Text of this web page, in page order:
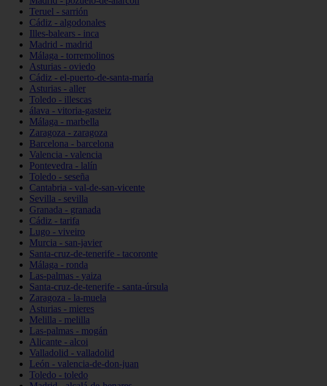
Teruel - sarrión
Cádiz - algodonales
Illes-balears - inca
Madrid - madrid
Málaga - torremolinos
Asturias - oviedo
Cádiz - el-puerto-de-santa-maría
Asturias - aller
Toledo - illescas
álava - vitoria-gasteiz
Málaga - marbella
Zaragoza - zaragoza
Barcelona - barcelona
Valencia - valencia
Pontevedra - lalín
Toledo - seseña
Cantabria - val-de-san-vicente
Sevilla - sevilla
Granada - granada
Cádiz - tarifa
Lugo - viveiro
Murcia - san-javier
Santa-cruz-de-tenerife - tacoronte
Málaga - ronda
Las-palmas - yaiza
Santa-cruz-de-tenerife - santa-úrsula
Zaragoza - la-muela
Asturias - mieres
Melilla - melilla
Las-palmas - mogán
Alicante - alcoi
Valladolid - valladolid
León - valencia-de-don-juan
Toledo - toledo